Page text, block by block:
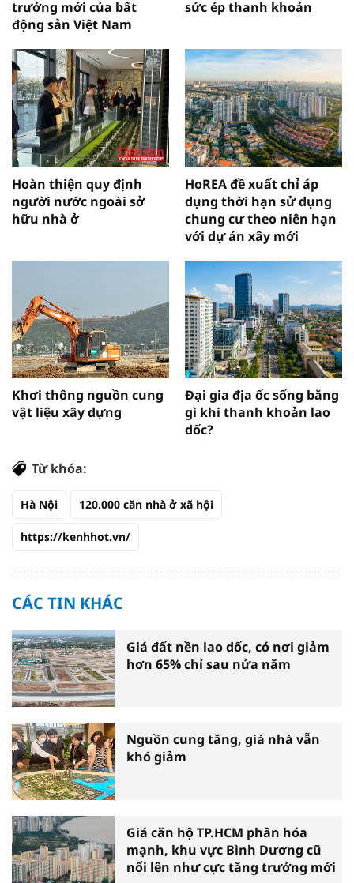
trưởng mới của bất
động sản Việt Nam
sức ép thanh khoản
Hoàn thiện quy định
người nước ngoài sở
hữu nhà ở
HoREA đề xuất chỉ áp
dụng thời hạn sử dụng
chung cư theo niên hạn
với dự án xây mới
Khơi thông nguồn cung
vật liệu xây dựng
Đại gia địa ốc sống bằng
gì khi thanh khoản lao
dốc?
Từ khóa:
Hà Nội 120.000 căn nhà ở xã hội
https://kenhhot.vn/
CÁC TIN KHÁC
Giá đất nền lao dốc, có nơi giảm
hơn 65% chỉ sau nửa năm
Nguồn cung tăng, giá nhà vẫn
khó giảm
Giá căn hộ TP.HCM phân hóa
mạnh, khu vực Bình Dương cũ
nổi lên như cực tăng trưởng mới